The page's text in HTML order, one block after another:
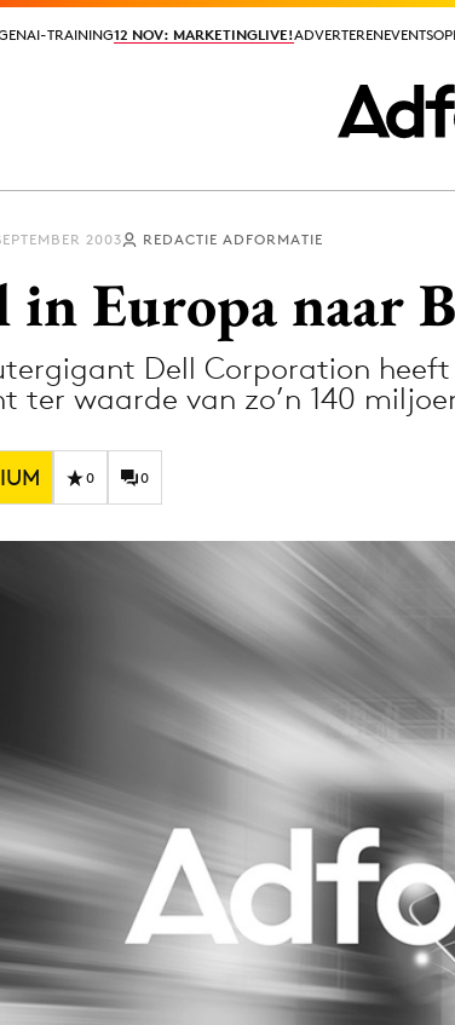
TRAINING12 NOV: MARKETINGLIVE!ADVERTERENEVENTS
TRAINING12 NOV: MARKETINGLIVE!ADVERTERENEVENTS
Digital transformation
Diversiteit
Effectiviteit
Influencer marketing
Interne communicatie
2003 REDACTIE ADFORMATIE
in Europa naar
Dell Corporation heeft
ter waarde van zo’n 140
0 0